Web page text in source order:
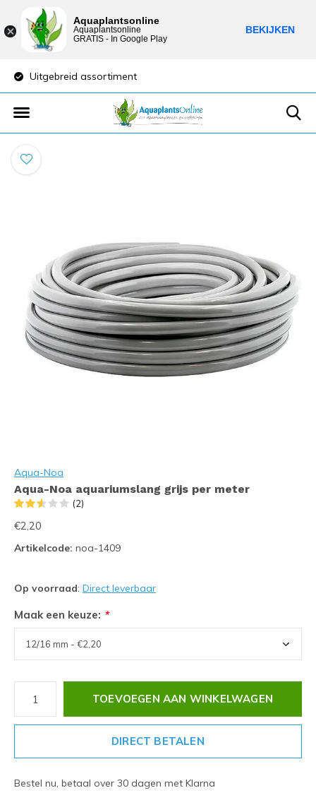
Uitgebreid assortiment
Aqua-Noa
Aqua-Noa aquariumslang grijs per meter
(2)
€2,20
Artikelcode: noa-1409
Op voorraad: Direct leverbaar
Maak een keuze: *
TOEVOEGEN AAN WINKELWAGEN
DIRECT BETALEN
Bestel nu, betaal over 30 dagen met Klarna
Aquaplantsonline
Aquaplantsonline
GRATIS - In Google Play
BEKIJKEN